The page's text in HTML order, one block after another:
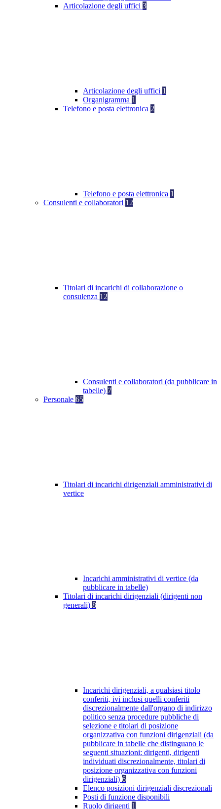
Articolazione degli uffici 3
Articolazione degli uffici 1
Organigramma 1
Telefono e posta elettronica 2
Telefono e posta elettronica 1
Consulenti e collaboratori 12
Titolari di incarichi di collaborazione o
consulenza 12
Consulenti e collaboratori (da pubblicare in
tabelle) 7
Personale 65
Titolari di incarichi dirigenziali amministrativi di
vertice
Incarichi amministrativi di vertice (da
pubblicare in tabelle)
Titolari di incarichi dirigenziali (dirigenti non
generali) 8
Incarichi dirigenziali, a qualsiasi titolo
conferiti, ivi inclusi quelli conferiti
discrezionalmente dall'organo di indirizzo
politico senza procedure pubbliche di
selezione e titolari di posizione
organizzativa con funzioni dirigenziali (da
pubblicare in tabelle che distinguano le
seguenti situazioni: dirigenti, dirigenti
individuati discrezionalmente, titolari di
posizione organizzativa con funzioni
dirigenziali) 6
Elenco posizioni dirigenziali discrezionali
Posti di funzione disponibili
Ruolo dirigenti 1